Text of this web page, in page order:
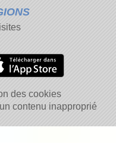
des cookies
contenu inapproprié